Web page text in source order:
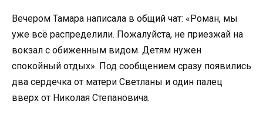
Вечером Тамара написала в общий чат: «Роман, мы
уже всё распределили. Пожалуйста, не приезжай на
вокзал с обиженным видом. Детям нужен
спокойный отдых». Под сообщением сразу появились
два сердечка от матери Светланы и один палец
вверх от Николая Степановича.